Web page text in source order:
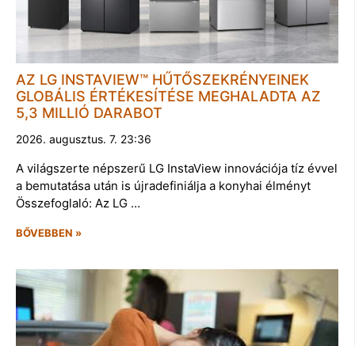
AZ LG INSTAVIEW™ HŰTŐSZEKRÉNYEINEK
GLOBÁLIS ÉRTÉKESÍTÉSE MEGHALADTA AZ
5,3 MILLIÓ DARABOT
2026. augusztus. 7. 23:36
A világszerte népszerű LG InstaView innovációja tíz évvel
a bemutatása után is újradefiniálja a konyhai élményt
Összefoglaló: Az LG …
BŐVEBBEN »